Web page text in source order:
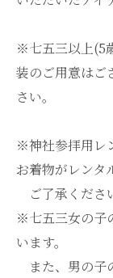
※七五三以上(5
装のご用意はご
さい。
※神社参拝用レ
お着物がレンタ
ご了承くださ
※七五三女の子
います。
また、男の子